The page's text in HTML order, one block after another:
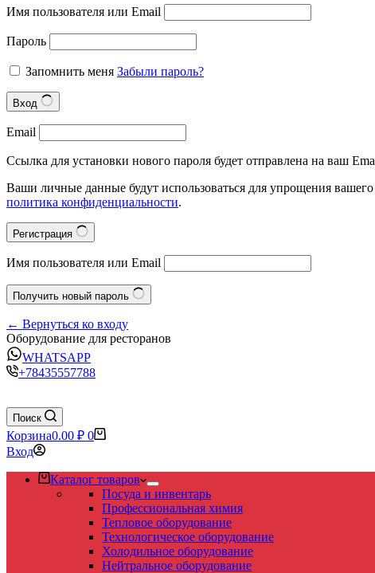
Имя пользователя или Email
Пароль
Запомнить меня Забыли пароль?
Вход
Email
Ссылка для установки нового пароля будет отправлена на ваш
Ваши личные данные будут использоваться для упрощения
политика конфиденциальности.
Регистрация
Имя пользователя или Email
Получить новый пароль
← Вернуться ко входу
Оборудование для ресторанов
WHATSAPP
+78435557788
Поиск
Корзина0.00 ₽ 0
Вход
Каталог товаров
Посуда и инвентарь
Профессиональная химия
Тепловое оборудование
Технологическое оборудование
Холодильное оборудование
Нейтральное оборудование